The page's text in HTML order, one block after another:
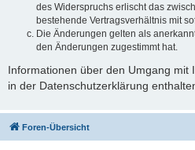
des Widerspruchs erlischt das
bestehende Vertragsverhältnis mit
Die Änderungen gelten als
den Änderungen zugestimmt hat.
Informationen über den Umgang mit
in der Datenschutzerklärung
Foren-Übersicht